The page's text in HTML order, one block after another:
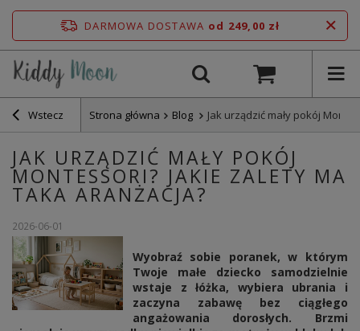
DARMOWA DOSTAWA od 249,00 zł
Wstecz Strona główna Blog Jak urządzić mały pokój
JAK URZĄDZIĆ MAŁY POKÓJ
MONTESSORI? JAKIE ZALETY MA
TAKA ARANŻACJA?
2026-06-01
Wyobraź sobie poranek, w którym
Twoje małe dziecko samodzielnie
wstaje z łóżka, wybiera ubrania i
zaczyna zabawę bez ciągłego
angażowania dorosłych. Brzmi